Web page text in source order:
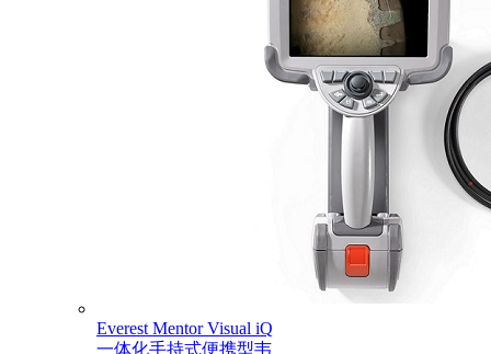
Everest Mentor Visual iQ
一体化手持式便携型韦